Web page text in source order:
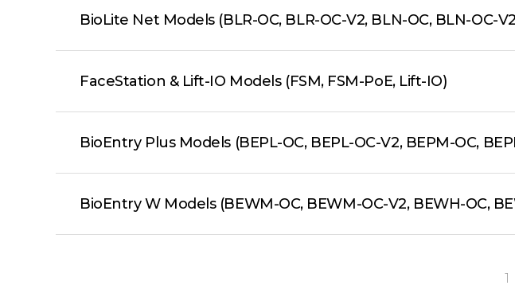
BioLite Net Models (BLR-OC, BLR-OC-V2, BLN-OC, BLN-OC-
FaceStation & Lift-IO Models (FSM, FSM-PoE, Lift-IO)
BioEntry Plus Models (BEPL-OC, BEPL-OC-V2, BEPM-OC,
BioEntry W Models (BEWM-OC, BEWM-OC-V2, BEWH-OC,
1